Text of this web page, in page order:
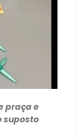
praça e
suposto